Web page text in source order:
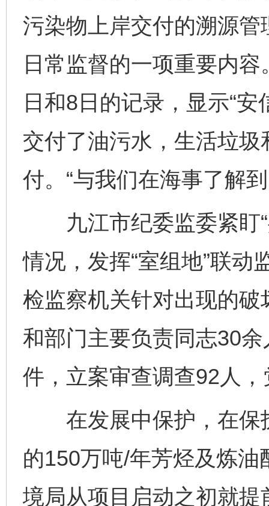
污染物上岸交付的溯源
日常监督的一项重要内
日和8日的记录，显示“安
交付了油污水，生活垃
付。“与我们在海事了解
九江市纪委监委紧盯“
情况，发挥“室组地”联动
检监察机关针对出现的
和部门主要负责同志30
件，立案审查调查92人
在发展中保护，在保
的150万吨/年芳烃及炼
境局从项目启动之初就